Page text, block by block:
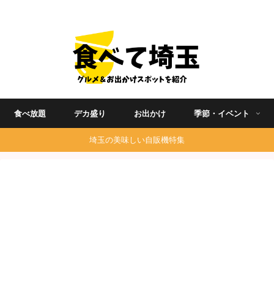
食べ放題 デカ盛り お出かけ 季節・イベント
埼玉の美味しい自販機特集